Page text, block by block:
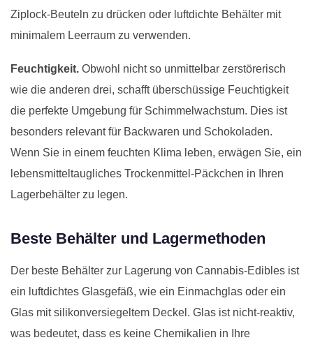
Ziplock-Beuteln zu drücken oder luftdichte Behälter mit
minimalem Leerraum zu verwenden.
Feuchtigkeit. Obwohl nicht so unmittelbar zerstörerisch
wie die anderen drei, schafft überschüssige Feuchtigkeit
die perfekte Umgebung für Schimmelwachstum. Dies ist
besonders relevant für Backwaren und Schokoladen.
Wenn Sie in einem feuchten Klima leben, erwägen Sie, ein
lebensmitteltaugliches Trockenmittel-Päckchen in Ihren
Lagerbehälter zu legen.
Beste Behälter und Lagermethoden
Der beste Behälter zur Lagerung von Cannabis-Edibles ist
ein luftdichtes Glasgefäß, wie ein Einmachglas oder ein
Glas mit silikonversiegeltem Deckel. Glas ist nicht-reaktiv,
was bedeutet, dass es keine Chemikalien in Ihre